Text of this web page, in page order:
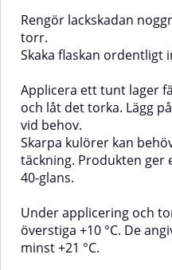
Rengör lackskadan
torr.
Skaka flaskan ordentligt
Applicera ett tunt lager
och låt det torka. Lägg
vid behov.
Skarpa kulörer kan
täckning. Produkten ger
40-glans.
Under applicering och
överstiga +10 °C. De
minst +21 °C.